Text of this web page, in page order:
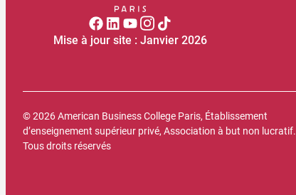
Mise à jour site : Janvier 2026
© 2026 American Business College Paris, Établissement
d’enseignement supérieur privé, Association à but non lucratif.
Tous droits réservés